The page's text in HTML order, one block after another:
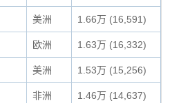
美洲 1.66万 (16,591)
欧洲 1.63万 (16,332)
美洲 1.53万 (15,256)
非洲 1.46万 (14,637)